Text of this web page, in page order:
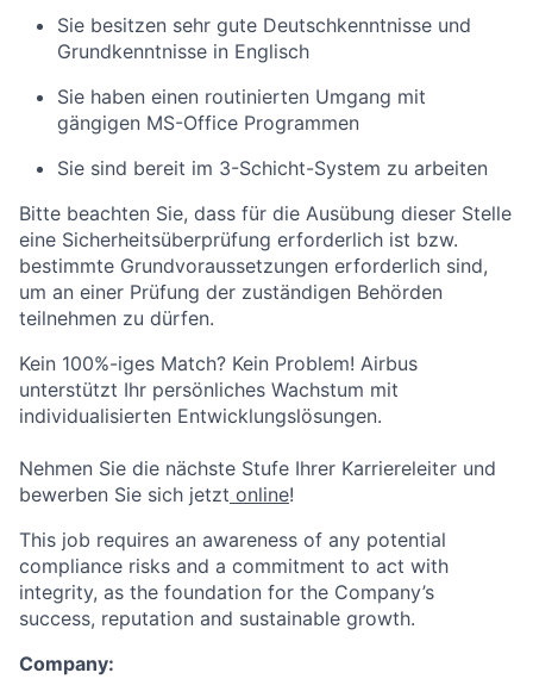
Sie besitzen sehr gute Deutschkenntnisse und
Grundkenntnisse in Englisch
Sie haben einen routinierten Umgang mit
gängigen MS-Office Programmen
Sie sind bereit im 3-Schicht-System zu arbeiten
Bitte beachten Sie, dass für die Ausübung dieser Stelle
eine Sicherheitsüberprüfung erforderlich ist bzw.
bestimmte Grundvoraussetzungen erforderlich sind,
um an einer Prüfung der zuständigen Behörden
teilnehmen zu dürfen.
Kein 100%-iges Match? Kein Problem! Airbus
unterstützt Ihr persönliches Wachstum mit
individualisierten Entwicklungslösungen.
Nehmen Sie die nächste Stufe Ihrer Karriereleiter und
bewerben Sie sich jetzt online!
This job requires an awareness of any potential
compliance risks and a commitment to act with
integrity, as the foundation for the Company’s
success, reputation and sustainable growth.
Company: